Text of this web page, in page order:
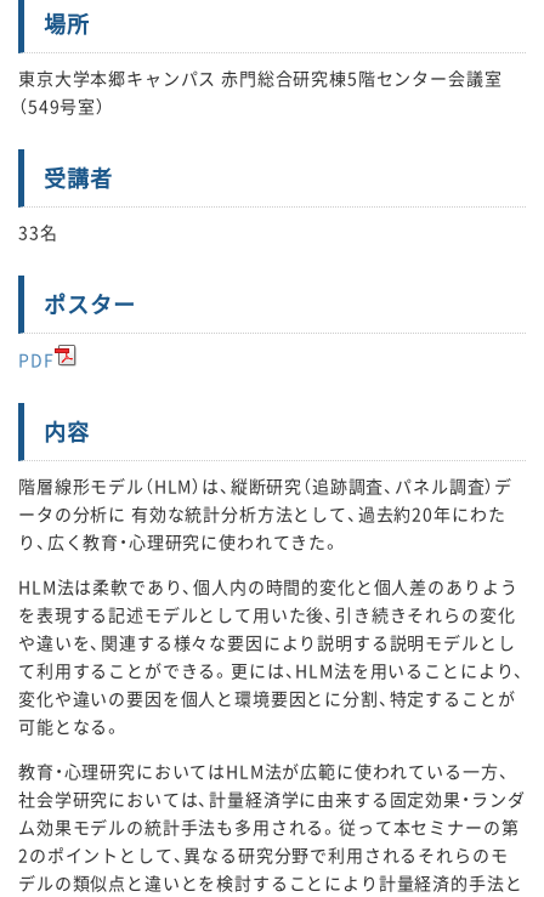
場所
東京大学本郷キャンパス 赤門総合研究棟5階センター会議室
（549号室）
受講者
33名
ポスター
PDF
内容
階層線形モデル（HLM）は、縦断研究（追跡調査、パネル調査）デ
ータの分析に 有効な統計分析方法として、過去約20年にわた
り、広く教育・心理研究に使われてきた。
HLM法は柔軟であり、個人内の時間的変化と個人差のありよう
を表現する記述モデルとして用いた後、引き続きそれらの変化
や違いを、関連する様々な要因により説明する説明モデルとし
て利用することができる。更には、HLM法を用いることにより、
変化や違いの要因を個人と環境要因とに分割、特定することが
可能となる。
教育・心理研究においてはHLM法が広範に使われている一方、
社会学研究においては、計量経済学に由来する固定効果・ランダ
ム効果モデルの統計手法も多用される。従って本セミナーの第
2のポイントとして、異なる研究分野で利用されるそれらのモ
デルの類似点と違いとを検討することにより計量経済的手法と